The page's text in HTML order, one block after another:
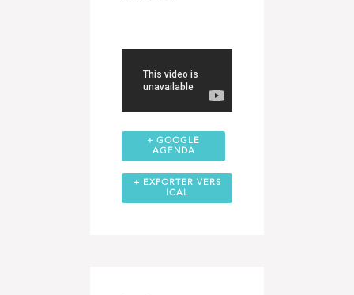
+ GOOGLE
AGENDA
+ EXPORTER VERS
ICAL